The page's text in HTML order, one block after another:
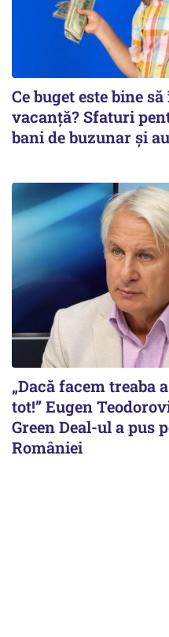
Ce buget este bine
vacanță? Sfaturi
bani de buzunar și
„Dacă facem treaba
tot!” Eugen
Green Deal-ul a pus
României